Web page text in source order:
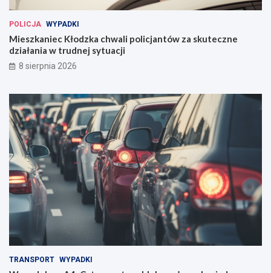
POLICJA WYPADKI
Mieszkaniec Kłodzka chwali policjantów za skuteczne
działania w trudnej sytuacji
8 sierpnia 2026
TRANSPORT WYPADKI